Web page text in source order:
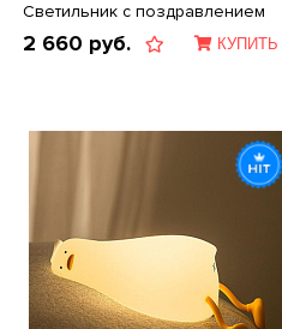
Светильник с поздравлением
2 660 руб. КУПИТЬ